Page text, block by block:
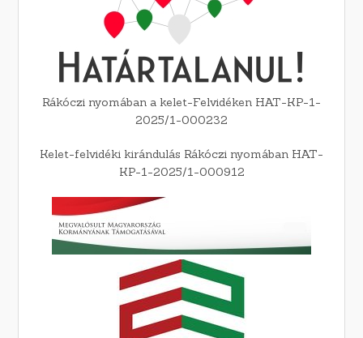
Rákóczi nyomában a kelet-Felvidéken HAT-KP-1-
2025/1-000232
Kelet-felvidéki kirándulás Rákóczi nyomában HAT-
KP-1-2025/1-000912